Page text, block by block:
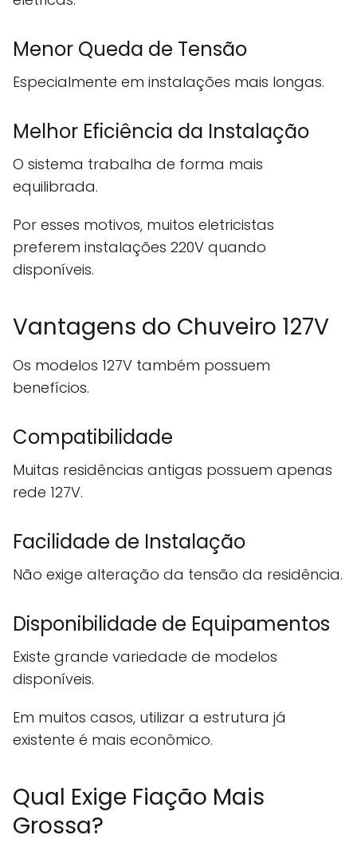
Menor Queda de Tensão
Especialmente em instalações mais longas.
Melhor Eficiência da Instalação
O sistema trabalha de forma mais
equilibrada.
Por esses motivos, muitos eletricistas
preferem instalações 220V quando
disponíveis.
Vantagens do Chuveiro 127V
Os modelos 127V também possuem
benefícios.
Compatibilidade
Muitas residências antigas possuem apenas
rede 127V.
Facilidade de Instalação
Não exige alteração da tensão da residência.
Disponibilidade de Equipamentos
Existe grande variedade de modelos
disponíveis.
Em muitos casos, utilizar a estrutura já
existente é mais econômico.
Qual Exige Fiação Mais
Grossa?